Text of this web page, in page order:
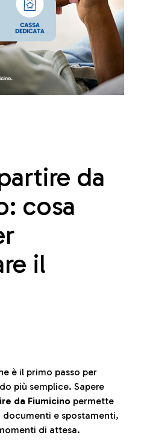
da
cosa
il
è il primo passo per
più semplice. Sapere
da Fiumicino permette
e spostamenti,
di attesa.